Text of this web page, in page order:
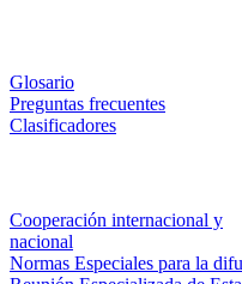
Glosario
Preguntas frecuentes
Clasificadores
Cooperación internacional y
nacional
Normas Especiales para la